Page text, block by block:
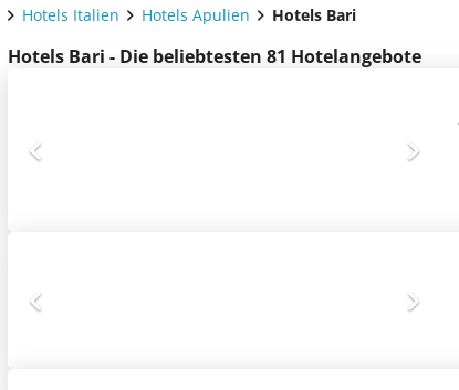
Hotels Italien Hotels Apulien Hotels Bari
Hotels Bari - Die beliebtesten 81 Hotelangebote